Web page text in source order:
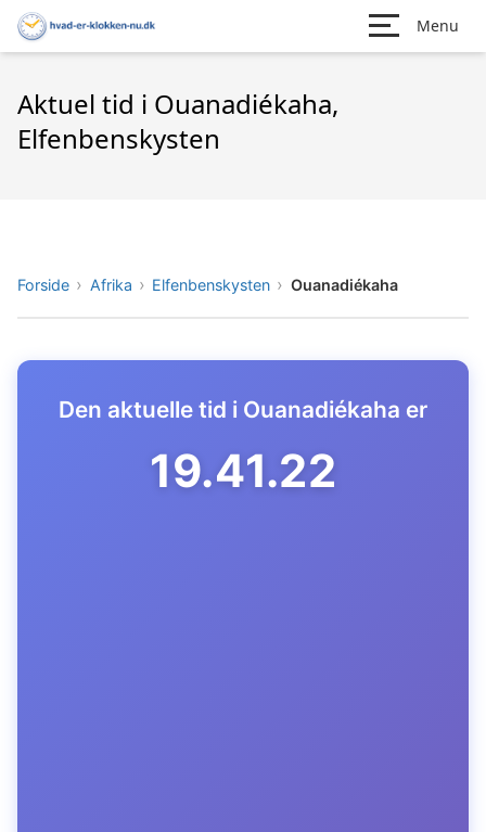
Menu
Aktuel tid i Ouanadiékaha,
Elfenbenskysten
Forside Afrika Elfenbenskysten Ouanadiékaha
Den aktuelle tid i Ouanadiékaha er
19.41.23